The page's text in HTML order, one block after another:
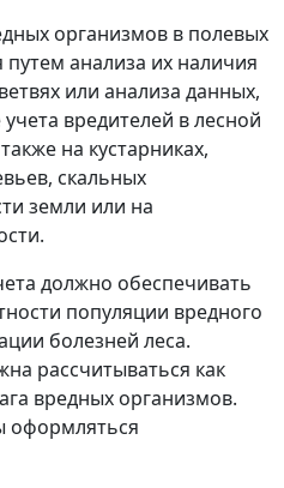
организмов в полевых
путем анализа их наличия
или анализа данных,
вредителей в лесной
на кустарниках,
скальных
земли или на
должно обеспечивать
популяции вредного
болезней леса.
рассчитываться как
вредных организмов.
оформляться